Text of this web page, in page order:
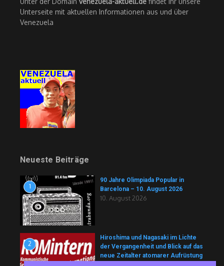
Unterseite mit aktuellen Informationen aus und über
Venezuela
Neueste Beiträge
1
90 Jahre Olimpiada Popular in
Barcelona – 10. August 2026
10. August 2026
2
Hiroshima und Nagasaki im Lichte
der Vergangenheit und Blick auf das
neue Zeitalter atomarer Aufrüstung